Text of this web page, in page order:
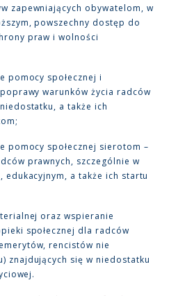
zapewniających obywatelom, w
powszechny dostęp do
praw i wolności
pomocy społecznej i
warunków życia radców
a także ich
pomocy społecznej sierotom –
prawnych, szczególnie w
edukacyjnym, a także ich startu
oraz wspieranie
społecznej dla radców
rencistów nie
znajdujących się w niedostatku